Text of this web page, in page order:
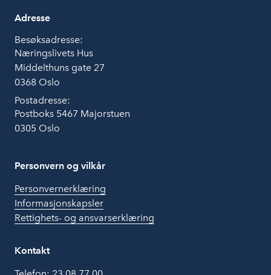
Adresse
Besøksadresse:
Næringslivets Hus
Middelthuns gate 27
0368 Oslo
Postadresse:
Postboks 5467 Majorstuen
0305 Oslo
Personvern og vilkår
Personvernerklæring
Informasjonskapsler
Rettighets- og ansvarserklæring
Kontakt